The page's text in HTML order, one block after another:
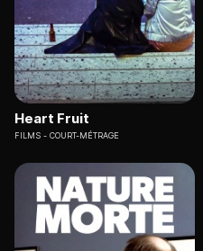
Heart Fruit
FILMS COURT-MÉTRAGE